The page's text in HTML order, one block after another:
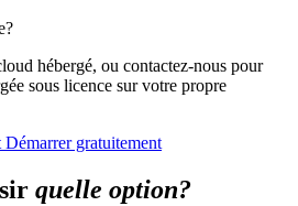
hébergé, ou contactez-nous pour
sous licence sur votre propre
Démarrer gratuitement
quelle option?